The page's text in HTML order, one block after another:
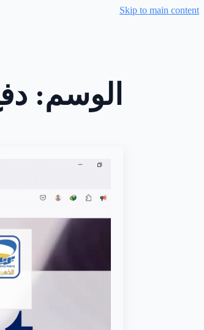
Skip to main content
الوسم: